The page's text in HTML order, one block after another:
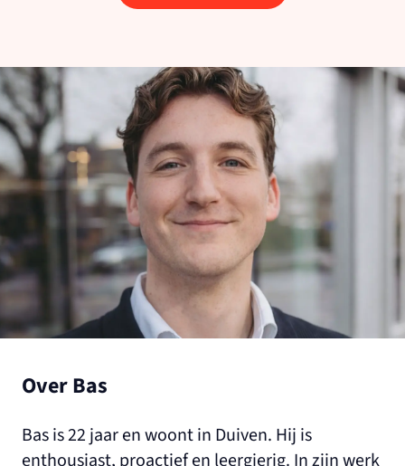
Over Bas
Bas is 22 jaar en woont in Duiven. Hij is
enthousiast, proactief en leergierig. In zijn werk